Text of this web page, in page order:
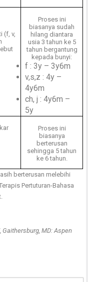
(f, v,
Proses ini
biasanya sudah
hilang diantara
usia 3 tahun ke 5
tahun bergantung
kepada bunyi:
f : 3y – 3y6m
v,s,z : 4y –
4y6m
ch, j : 4y6m –
5y
Proses ini
biasanya
berterusan
sehingga 5 tahun
ke 6 tahun.
berterusan melebihi
Pertuturan-Bahasa
Gaithersburg, MD: Aspen